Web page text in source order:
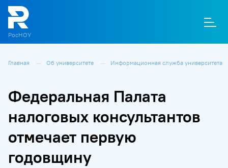
РосНОУ
Главная Об университете Информационная служба университета
Федеральная Палата
налоговых консультантов
отмечает первую
годовщину